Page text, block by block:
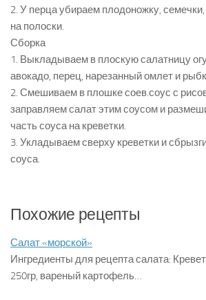
2. У перца убираем плодоножку,
на полоски.
Сборка
1. Выкладываем в плоскую салатницу
авокадо, перец, нарезанный омлет и
2. Смешиваем в плошке соев.соус с
заправляем салат этим соусом и
часть соуса на креветки.
3. Укладываем сверху креветки и
соуса.
Похожие рецепты
Салат «морской»
Ингредиенты для рецепта салата:
250гр, вареный картофель…